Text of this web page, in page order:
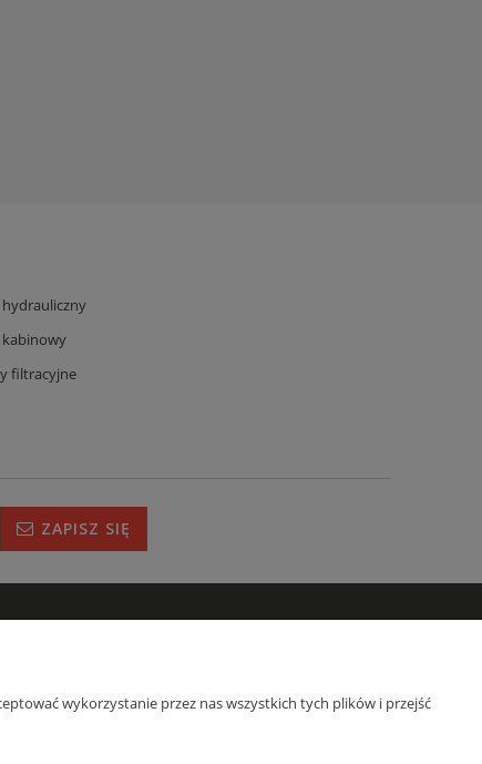
kabinowy
filtracyjne
ZAPISZ SIĘ
wykorzystanie przez nas wszystkich tych plików i przejść